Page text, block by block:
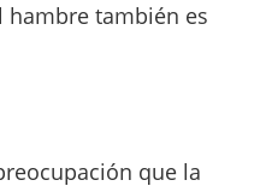
hambre también es
que la